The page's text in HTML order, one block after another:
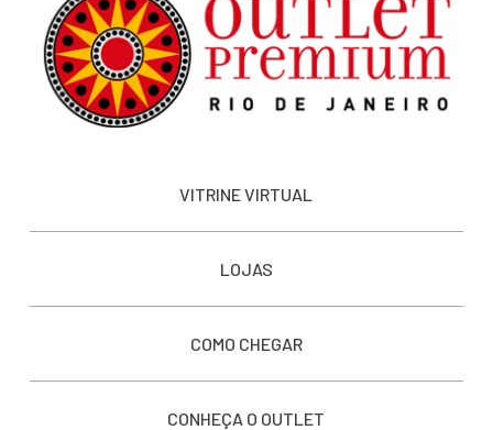
VITRINE VIRTUAL
LOJAS
COMO CHEGAR
CONHEÇA O OUTLET